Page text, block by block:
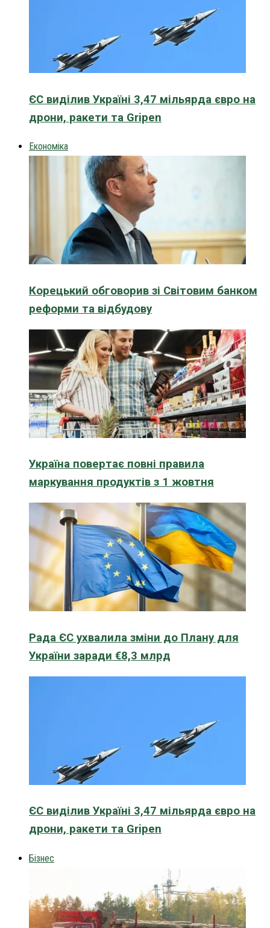
ЄС виділив Україні 3,47 мільярда євро на
дрони, ракети та Gripen
Економіка
Корецький обговорив зі Світовим банком
реформи та відбудову
Україна повертає повні правила
маркування продуктів з 1 жовтня
Рада ЄС ухвалила зміни до Плану для
України заради €8,3 млрд
ЄС виділив Україні 3,47 мільярда євро на
дрони, ракети та Gripen
Бізнес